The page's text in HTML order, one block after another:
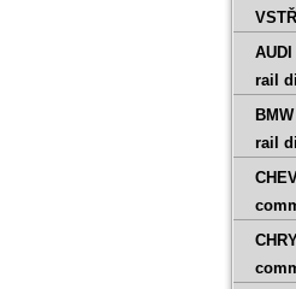
rail
rail